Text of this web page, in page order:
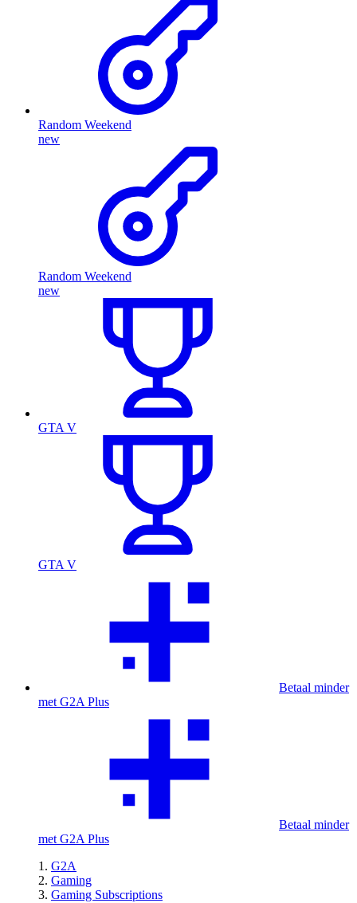
Random Weekend
new
Random Weekend
new
GTA V
GTA V
Betaal minder
met G2A Plus
Betaal minder
met G2A Plus
G2A
Gaming
Gaming Subscriptions